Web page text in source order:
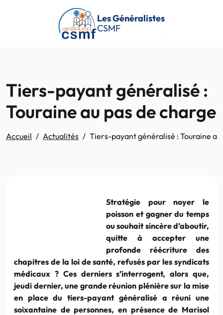
Passer au contenu principal
Les Généralistes
CSMF
Tiers-payant généralisé :
Touraine au pas de charge
Accueil Actualités Tiers-payant généralisé : Touraine au
Stratégie pour noyer le
poisson et gagner du temps
ou souhait sincère d’aboutir,
quitte à accepter une
profonde réécriture des
chapitres de la loi de santé, refusés par les syndicats
médicaux ? Ces derniers s’interrogent, alors que,
jeudi dernier, une grande réunion plénière sur la mise
en place du tiers-payant généralisé a réuni une
soixantaine de personnes, en présence de Marisol